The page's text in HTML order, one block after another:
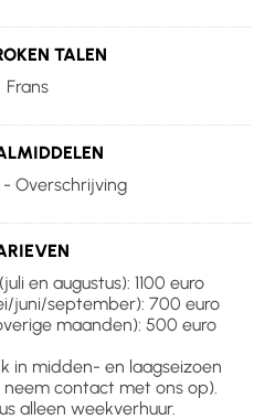
TALEN
Frans
Overschrijving
en augustus): 1100 euro
juni/september): 700 euro
maanden): 500 euro
in midden- en laagseizoen
contact met ons op).
alleen weekverhuur.